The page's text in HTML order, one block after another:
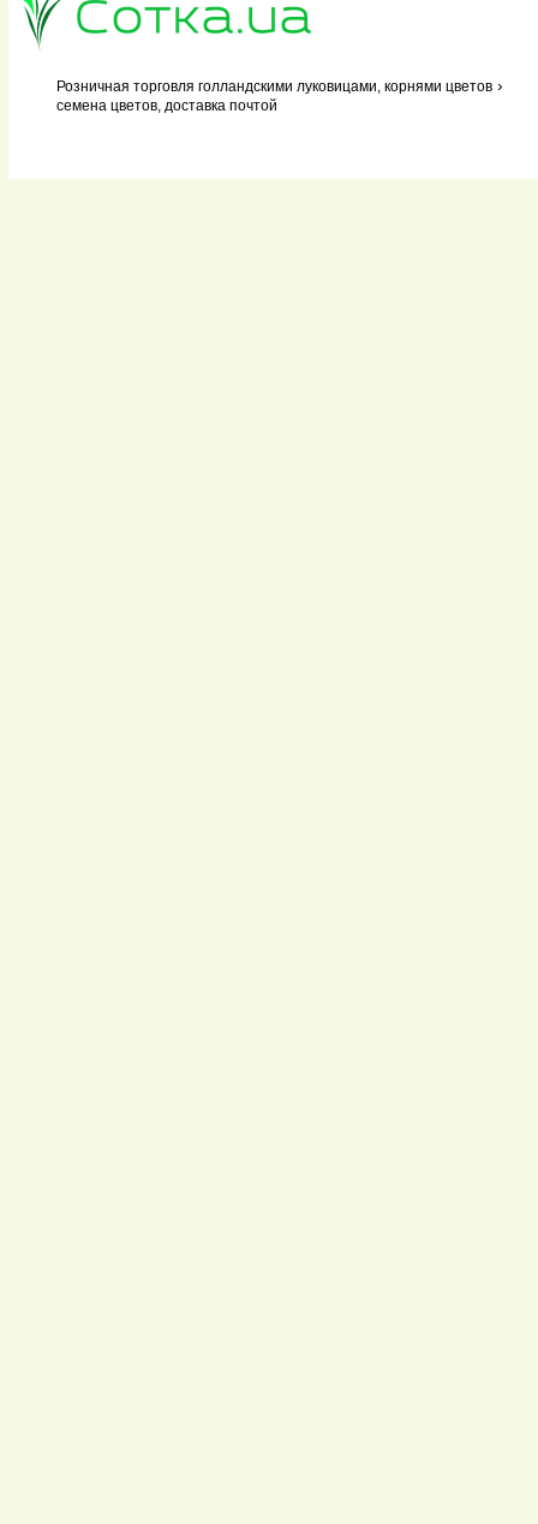
Розничная торговля голландскими луковицами, корнями цветов ›
семена цветов, доставка почтой